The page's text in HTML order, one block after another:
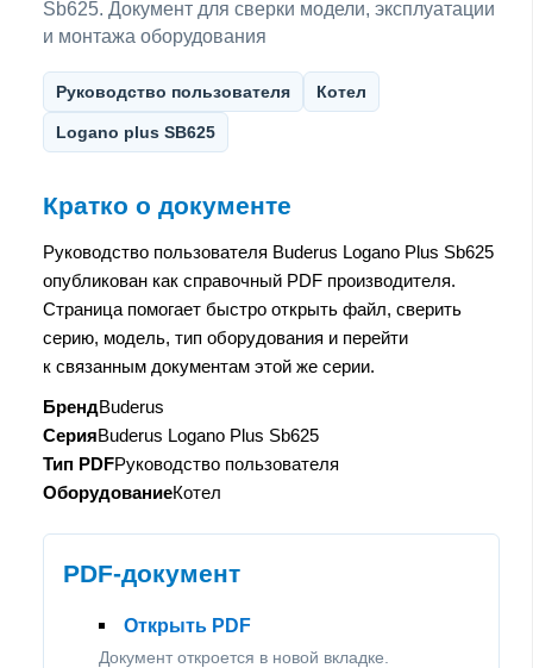
Sb625. Документ для сверки модели, эксплуатации
и монтажа оборудования
Руководство пользователя Котел
Logano plus SB625
Кратко о документе
Руководство пользователя Buderus Logano Plus Sb625
опубликован как справочный PDF производителя.
Страница помогает быстро открыть файл, сверить
серию, модель, тип оборудования и перейти
к связанным документам этой же серии.
БрендBuderus
СерияBuderus Logano Plus Sb625
Тип PDFРуководство пользователя
ОборудованиеКотел
PDF-документ
Открыть PDF
Документ откроется в новой вкладке.